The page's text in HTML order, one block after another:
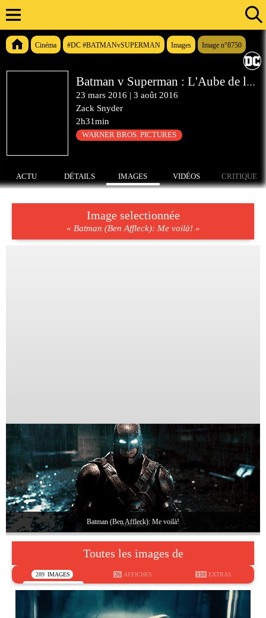
Cinéma #DC #BATMANvSUPERMAN Images Image n°8750
Batman v Superman : L'Aube de la Justice
23 mars 2016 | 3 août 2016
Zack Snyder
2h31min
WARNER BROS. PICTURES
ACTU DÉTAILS IMAGES VIDÉOS CRITIQUE
Image selectionnée
« Batman (Ben Affleck): Me voilà! »
Batman (Ben Affleck): Me voilà!
Toutes les images de
289 IMAGES 26 AFFICHES 110 EXTRAS